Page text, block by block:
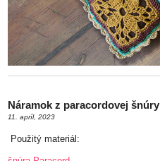
Náramok z paracordovej šnúry
11. apríl, 2023
Použitý materiál: